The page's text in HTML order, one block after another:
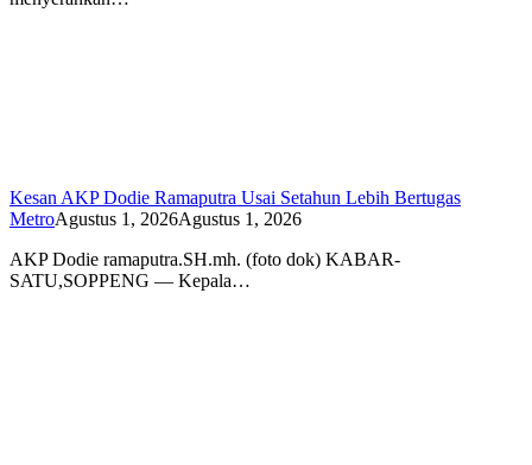
Kesan AKP Dodie Ramaputra Usai Setahun Lebih Bertugas
MetroAgustus 1, 2026Agustus 1, 2026
AKP Dodie ramaputra.SH.mh. (foto dok) KABAR-
SATU,SOPPENG — Kepala…